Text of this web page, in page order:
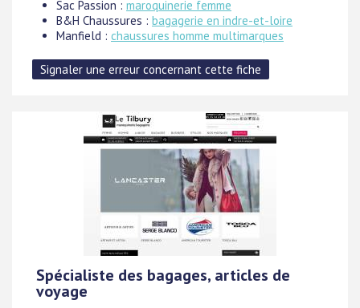
Sac Passion : maroquinerie femme
B&H Chaussures : bagagerie en indre-et-loire
Manfield : chaussures homme multimarques
Spécialiste des bagages, articles de
voyage